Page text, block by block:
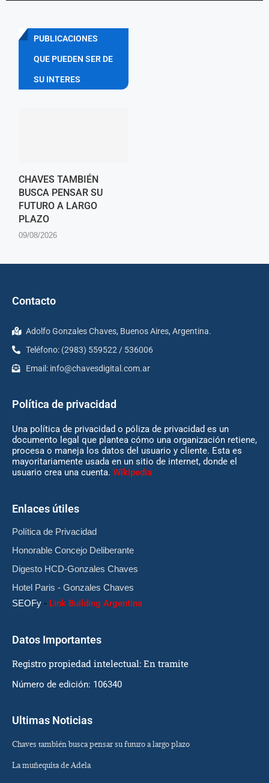
PUBLICACIONES
QUE PUEDEN SER DE
SU INTERES
CHAVES TAMBIÉN
BUSCA PENSAR SU
FUTURO A LARGO
PLAZO
09/08/2026
Contacto
Adolfo Gonzales Chaves, Buenos Aires, Argentina.
Teléfono: (2983) 559522 / 536006
Email: info@chavesdigital.com.ar
Política de privacidad
Una política de privacidad o póliza de privacidad es un
documento legal que plantea cómo una organización retiene,
procesa o maneja los datos del usuario y cliente. Esta es
mayoritariamente usada en un sitio de internet, donde el
usuario crea una cuenta. Wikipedia
Enlaces útiles
Política de Privacidad
Honorable Concejo Deliberante
Digesto HCD-Gonzales Chaves
Hotel Paris - Gonzales Chaves
SEOFy - Link Building Argentina
Datos Importantes
Registro propiedad intelectual: En tramite
Número de edición: 106340
Ultimas Noticias
Chaves también busca pensar su futuro a largo plazo
La muñequita de Adela